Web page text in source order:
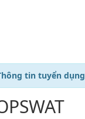
tin tuyển dụng